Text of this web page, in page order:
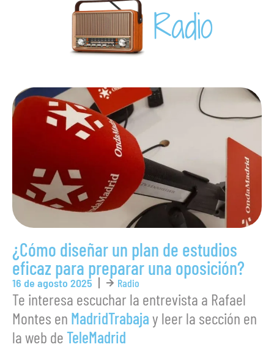
Radio
¿Cómo diseñar un plan de estudios
eficaz para preparar una oposición?
16 de agosto 2025 Radio
Te interesa escuchar la entrevista a Rafael
Montes en MadridTrabajay leer la sección en
la web deTeleMadrid